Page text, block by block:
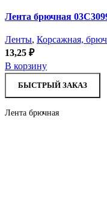
Лента брючная
Ленты, Корсажная,
13,25 ₽
В корзину
БЫСТРЫЙ ЗАКАЗ
Лента брючная